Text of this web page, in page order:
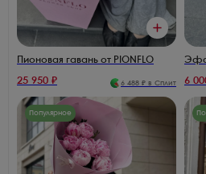
Пионовая гавань от PIONFLO
25 950 ₽ 6 488 ₽ в Сплит 6
Популярное